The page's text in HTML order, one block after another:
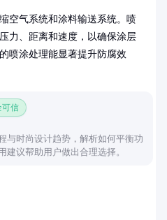
空气系统和涂料输送系统。喷
力、距离和速度，以确保涂层
喷涂处理能显著提升防腐效
可信
与时尚设计趋势，解析如何平衡功
建议帮助用户做出合理选择。